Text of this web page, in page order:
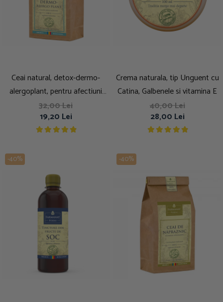
Ceai natural, detox-dermo-
alergoplant, pentru afectiuni
dermatologice, depurativ, 100g
32,00 Lei
19,20 Lei
Crema naturala, tip Unguent cu
Catina, Galbenele si vitamina E
40,00 Lei
28,00 Lei
-40% -40%